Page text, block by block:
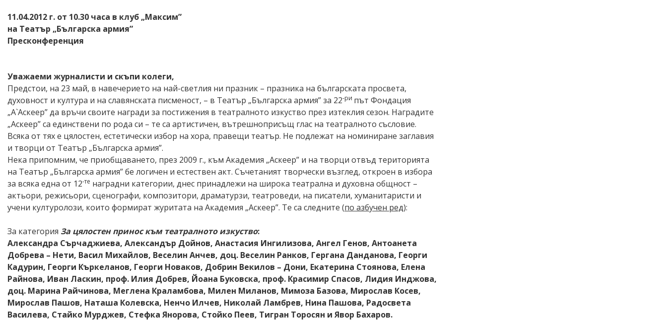
11.04.2012 г. от 10.30 часа в клуб „Максим”
на Театър „Българска армия”
Пресконференция
Уважаеми журналисти и скъпи колеги,
Предстои, на 23 май, в навечерието на най-светлия ни празник – празника на българската просвета,
духовност и култура и на славянската писменост, – в Театър „Българска армия” за 22-ри път Фондация
„А`Аскеер” да връчи своите награди за постижения в театралното изкуство през изтеклия сезон. Наградите
„Аскеер” са единствени по рода си – те са артистичен, вътрешноприсъщ глас на театралното съсловие.
Всяка от тях е цялостен, естетически избор на хора, правещи театър. Не подлежат на номиниране заглавия
и творци от Театър „Българска армия”.
Нека припомним, че приобщаването, през 2009 г., към Академия „Аскеер” и на творци отвъд територията
на Театър „Българска армия” бе логичен и естествен акт. Съчетаният творчески възглед, откроен в избора
за всяка една от 12-те наградни категории, днес принадлежи на широка театрална и духовна общност –
актьори, режисьори, сценографи, композитори, драматурзи, театроведи, на писатели, хуманитаристи и
учени културолози, които формират журитата на Академия „Аскеер”. Те са следните (по азбучен ред):
За категория За цялостен принос към театралното изкуство:
Александра Сърчаджиева, Александър Дойнов, Анастасия Ингилизова, Ангел Генов, Антоанета
Добрева – Нети, Васил Михайлов, Веселин Анчев, доц. Веселин Ранков, Гергана Данданова, Георги
Кадурин, Георги Къркеланов, Георги Новаков, Добрин Векилов – Дони, Екатерина Стоянова, Елена
Райнова, Иван Ласкин, проф. Илия Добрев, Йоана Буковска, проф. Красимир Спасов, Лидия Инджова,
доц. Марина Райчинова, Меглена Краламбова, Милен Миланов, Мимоза Базова, Мирослав Косев,
Мирослав Пашов, Наташа Колевска, Ненчо Илчев, Николай Ламбрев, Нина Пашова, Радосвета
Василева, Стайко Мурджев, Стефка Янорова, Стойко Пеев, Тигран Торосян и Явор Бахаров.